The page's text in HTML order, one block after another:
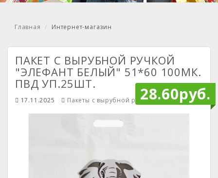
Главная Интернет-магазин
28.60руб.
ПАКЕТ С ВЫРУБНОЙ РУЧКОЙ
"ЭЛЕФАНТ БЕЛЫЙ" 51*60 100МК.
ПВД УП.25ШТ.
17.11.2025 Пакеты с вырубной ручкой Mendiley